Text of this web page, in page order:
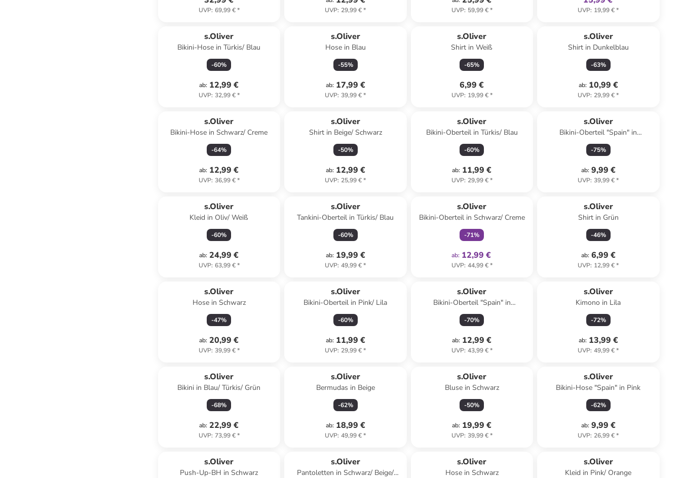
UVP: 69,99 €* UVP: 29,99 €* UVP: 59,99 €* UVP: 19,99 €*
s.Oliver
Bikini-Hose in Türkis/ Blau
-60%
ab: 12,99 €
UVP: 32,99 €*
s.Oliver
Hose in Blau
-55%
ab: 17,99 €
UVP: 39,99 €*
s.Oliver
Shirt in Weiß
-65%
6,99 €
UVP: 19,99 €*
s.Oliver
Shirt in Dunkelblau
-63%
ab: 10,99 €
UVP: 29,99 €*
s.Oliver
Bikini-Hose in Schwarz/ Creme
-64%
ab: 12,99 €
UVP: 36,99 €*
s.Oliver
Shirt in Beige/ Schwarz
-50%
ab: 12,99 €
UVP: 25,99 €*
s.Oliver
Bikini-Oberteil in Türkis/ Blau
-60%
ab: 11,99 €
UVP: 29,99 €*
s.Oliver
Bikini-Oberteil "Spain" in
Dunkelblau
-75%
ab: 9,99 €
UVP: 39,99 €*
s.Oliver
Kleid in Oliv/ Weiß
-60%
ab: 24,99 €
UVP: 63,99 €*
s.Oliver
Tankini-Oberteil in Türkis/ Blau
-60%
ab: 19,99 €
UVP: 49,99 €*
s.Oliver
Bikini-Oberteil in Schwarz/ Creme
-71%
ab: 12,99 €
UVP: 44,99 €*
s.Oliver
Shirt in Grün
-46%
ab: 6,99 €
UVP: 12,99 €*
s.Oliver
Hose in Schwarz
-47%
ab: 20,99 €
UVP: 39,99 €*
s.Oliver
Bikini-Oberteil in Pink/ Lila
-60%
ab: 11,99 €
UVP: 29,99 €*
s.Oliver
Bikini-Oberteil "Spain" in
Dunkelblau
-70%
ab: 12,99 €
UVP: 43,99 €*
s.Oliver
Kimono in Lila
-72%
ab: 13,99 €
UVP: 49,99 €*
s.Oliver
Bikini in Blau/ Türkis/ Grün
-68%
ab: 22,99 €
UVP: 73,99 €*
s.Oliver
Bermudas in Beige
-62%
ab: 18,99 €
UVP: 49,99 €*
s.Oliver
Bluse in Schwarz
-50%
ab: 19,99 €
UVP: 39,99 €*
s.Oliver
Bikini-Hose "Spain" in Pink
-62%
ab: 9,99 €
UVP: 26,99 €*
s.Oliver
Push-Up-BH in Schwarz
s.Oliver
Pantoletten in Schwarz/ Beige/
s.Oliver
Hose in Schwarz
s.Oliver
Kleid in Pink/ Orange